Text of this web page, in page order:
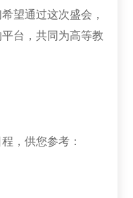
望通过这次盛会，
台，共同为高等教
，供您参考：